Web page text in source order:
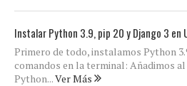
Instalar Python 3.9, pip 20 y Django 3 en
Primero de todo, instalamos Python
comandos en la terminal: Añadimos
Python...Ver Más